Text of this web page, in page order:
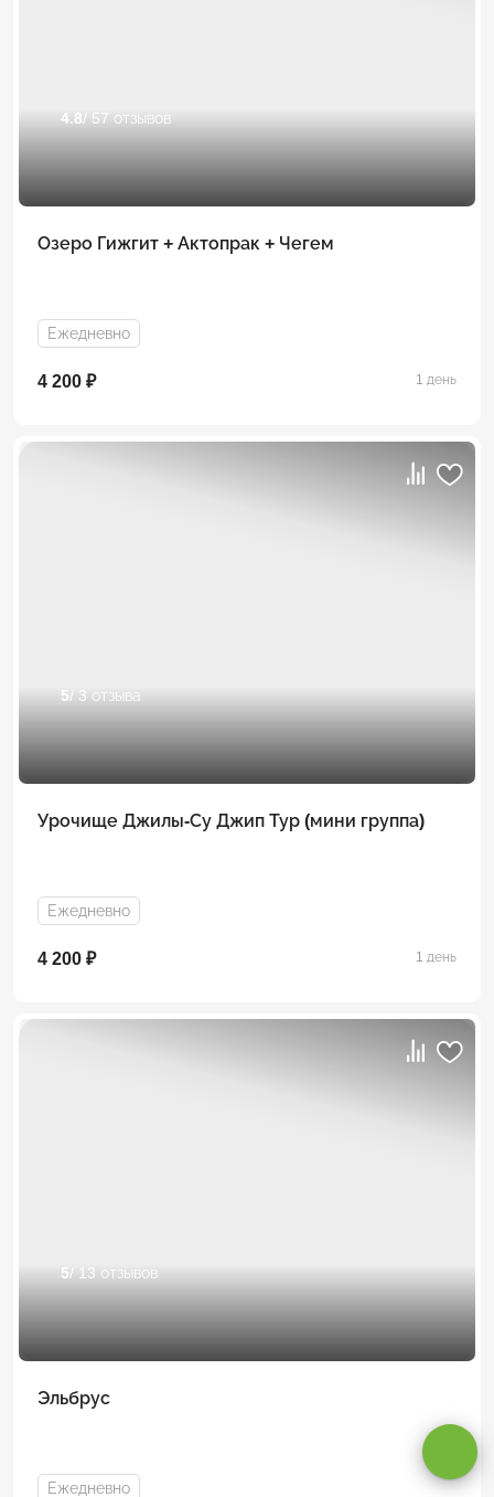
4.8/ 57 отзывов
Озеро Гижгит + Актопрак + Чегем
Ежедневно
4 200 ₽ 1 день
5/ 3 отзыва
Урочище Джилы-Су Джип Тур (мини группа)
Ежедневно
4 200 ₽ 1 день
5/ 13 отзывов
Эльбрус
Ежедневно
персональных данных